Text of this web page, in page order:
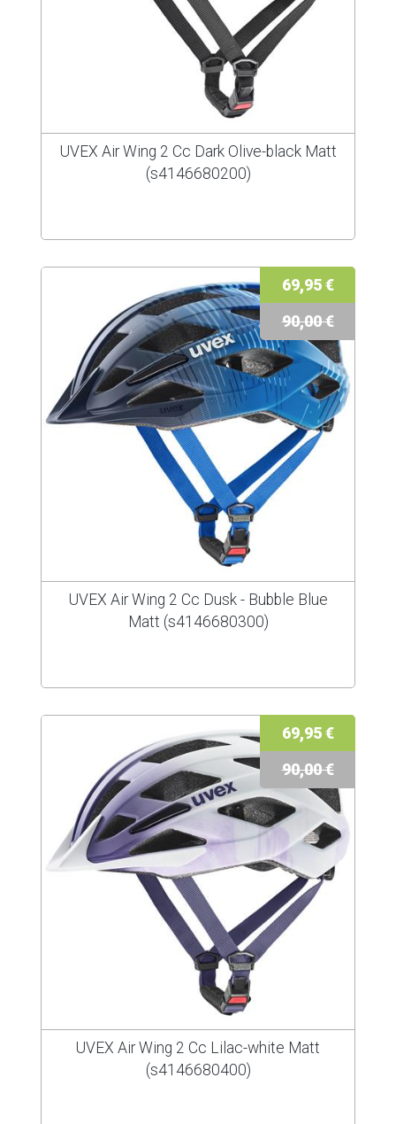
UVEX Air Wing 2 Cc Dark Olive-black Matt
(s4146680200)
69,95 €
90,00 €
UVEX Air Wing 2 Cc Dusk - Bubble Blue
Matt (s4146680300)
69,95 €
90,00 €
UVEX Air Wing 2 Cc Lilac-white Matt
(s4146680400)